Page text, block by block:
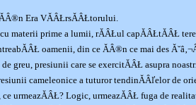
Era VĂÂŁrsĂÂŁtorului.
materii prime a lumii, rĂÂŁul capĂÂŁtĂÂŁ
oamenii, din ce ĂÂ®n ce mai des
greu, presiunii care se exercitĂÂŁ asupra
cameleonice a tuturor tendinĂÂľelor de
urmeazĂÂŁ? Logic, urmeazĂÂŁ fuga de